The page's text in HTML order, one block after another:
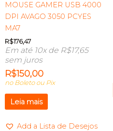
MOUSE GAMER USB 4000
DPI AVAGO 3050 PCYES
MA7
R$176,47
Em até 10x de R$17,65
sem juros
R$150,00
no Boleto ou Pix
Leia mais
Add a Lista de Desejos